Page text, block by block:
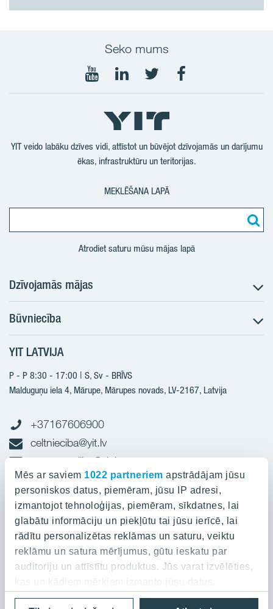
Mēs ar saviem 1022 partneriem apstrādājam jūsu
personiskos datus, piemēram, jūsu IP adresi,
izmantojot tehnoloģijas, piemēram, sīkdatnes, lai
glabātu informāciju un piekļūtu tai jūsu ierīcē, lai
rādītu personalizētas reklāmas un saturu, veiktu
reklāmu un satura mērījumus, gūtu ieskatu par
auditoriju un attīstītu produktus. Jūs varat izvēlēties,
Seko mums
Seko
mums
YouTube
Seko
mums
LinkedIn
Seko
mums
Twitter
Seko
YIT veido labāku dzīves vidi, attīstot un būvējot dzīvojamās un darījumu
ēkas, infrastruktūru un teritorijas.
MEKLĒŠANA LAPĀ
Atrodiet saturu mūsu mājas lapā
Dzīvojamās mājas
Meklēt dzīvokli
Nākotnes projekti
Pārdošanas informācija
YIT Plus
Kontakti
Būvniecība
Būvniecība
Jaunie projekti
Realizētie projekti
YIT LATVIJA
P - P 8:30 - 17:00 | S, Sv - BRĪVS
Malduguņu iela 4, Mārupe, Mārupes novads, LV-2167, Latvija
+37167606900
celtnieciba@yit.lv
gramatvediba@yit.lv
Rekvīziti
Projekti
Silvas nami
Grafīts
Par YIT
Par YIT
Privātuma politika Cookies